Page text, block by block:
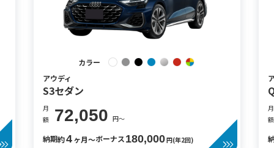
180,000円(年2回)
円〜
納期約4ヶ月〜 ボーナス